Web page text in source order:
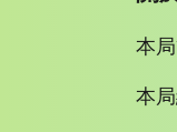
本
本